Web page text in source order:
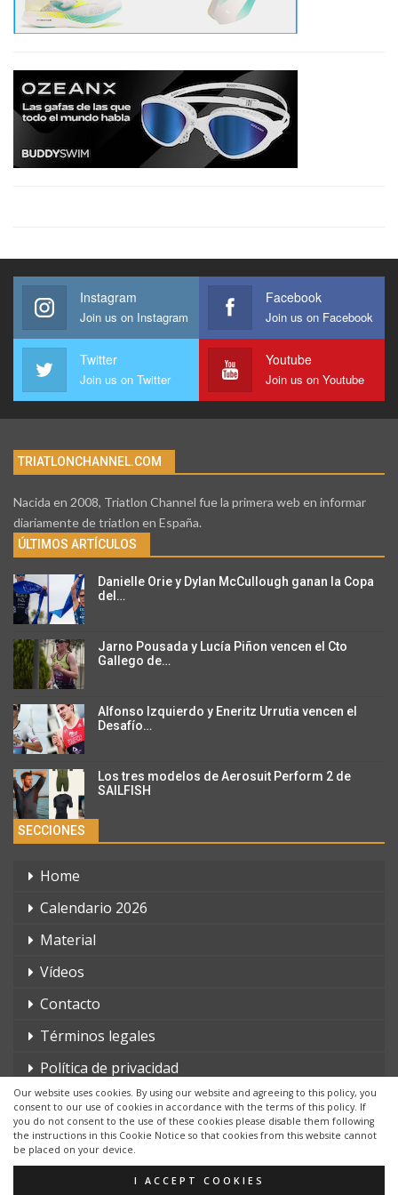
Our website uses cookies. By using our website and agreeing to this policy, you
consent to our use of cookies in accordance with the terms of this policy. If
you do not consent to the use of these cookies please disable them following
the instructions in this Cookie Notice so that cookies from this website cannot
be placed on your device.
I ACCEPT COOKIES
Instagram
Join us on Instagram
Facebook
Join us on Facebook
Twitter
Join us on Twitter
Youtube
Join us on Youtube
TRIATLONCHANNEL.COM
Nacida en 2008, Triatlon Channel fue la primera web en informar
diariamente de triatlon en España.
ÚLTIMOS ARTÍCULOS
Danielle Orie y Dylan McCullough ganan la Copa
del…
Jarno Pousada y Lucía Piñon vencen el Cto
Gallego de…
Alfonso Izquierdo y Eneritz Urrutia vencen el
Desafío…
Los tres modelos de Aerosuit Perform 2 de
SAILFISH
SECCIONES
Home
Calendario 2026
Material
Vídeos
Contacto
Términos legales
Política de privacidad
© 2026 - triatlonchannel.com. Todos los derechos reservados.
Página web creada por:Whyaweb.es